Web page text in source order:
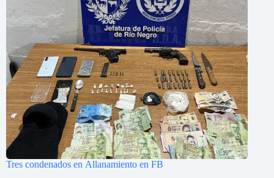
Tres condenados en Allanamiento en FB